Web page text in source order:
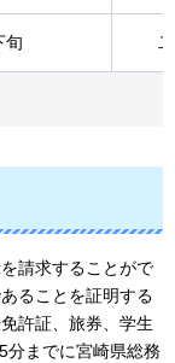
旬
請求することがで
ることを証明する
許証、旅券、学生
分までに宮崎県総務